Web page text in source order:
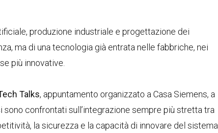
produzione industriale e progettazione dei
ma di una tecnologia già entrata nelle fabbriche, nei
più innovative.
Talks, appuntamento organizzato a Casa Siemens, a
confrontati sull’integrazione sempre più stretta tra
la sicurezza e la capacità di innovare del sistema